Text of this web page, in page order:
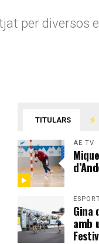
per diversos
TITULARS
AE TV
Gina
amb